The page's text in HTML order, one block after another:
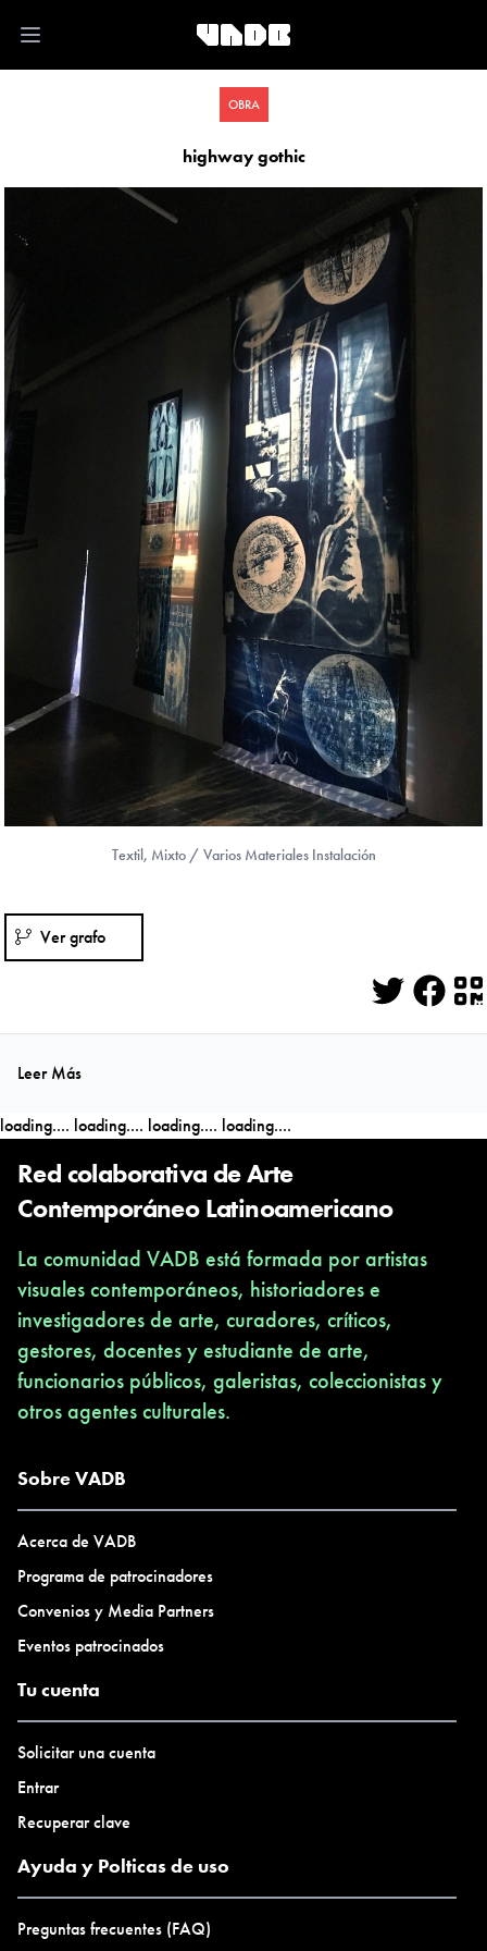
Open main menu
OBRA
highway gothic
Textil, Mixto / Varios Materiales Instalación
Ver grafo
Twitter
Leer Más
loading.... loading.... loading.... loading....
Red colaborativa de Arte
Contemporáneo Latinoamericano
La comunidad VADB está formada por artistas
visuales contemporáneos, historiadores e
investigadores de arte, curadores, críticos,
gestores, docentes y estudiante de arte,
funcionarios públicos, galeristas, coleccionistas y
otros agentes culturales.
Sobre VADB
Acerca de VADB
Programa de patrocinadores
Convenios y Media Partners
Eventos patrocinados
Tu cuenta
Solicitar una cuenta
Entrar
Recuperar clave
Ayuda y Polticas de uso
Preguntas frecuentes (FAQ)